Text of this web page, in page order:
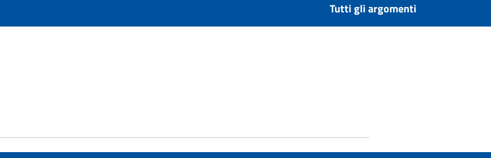
Tutti gli argomenti